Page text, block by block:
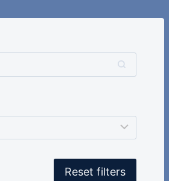
Reset filters